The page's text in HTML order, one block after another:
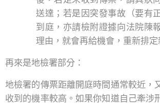
送達；若是因突發事故（要有
到庭，亦請檢附證據向法院陳
理由，就會再給機會，重新排定
再來是地檢署部分：
地檢署的傳票距離開庭時間通常較近，
收到的機率較高。如果你知道自己牽涉